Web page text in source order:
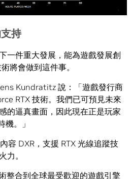
持
一件重大發展，能為遊戲發展創
將會做到這件事。
Kundratitz 說：「遊戲發行商
RTX 技術。我們已可預見未來
的逼真畫面，因此現在正是玩家
機。」
容 DXR，支援 RTX 光線追蹤技
力。
整合到全球最受歡迎的遊戲引擎